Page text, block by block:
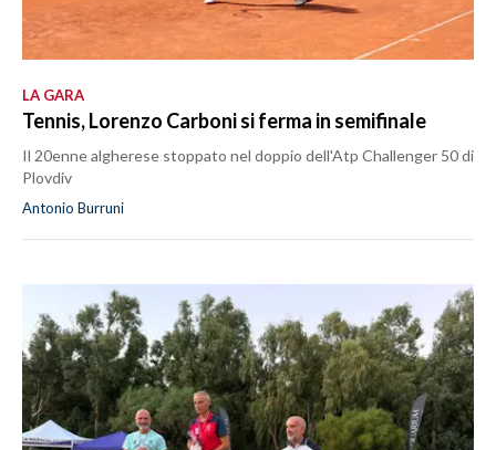
LA GARA
Tennis, Lorenzo Carboni si ferma in semifinale
Il 20enne algherese stoppato nel doppio dell'Atp Challenger 50 di
Plovdiv
Antonio Burruni